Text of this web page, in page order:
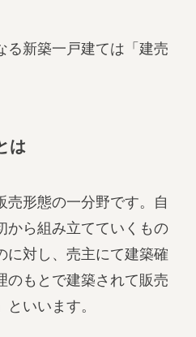
る新築一戸建ては「建売
は
売形態の一分野です。自
から組み立てていくもの
に対し、売主にて建築確
のもとで建築されて販売
いいます。